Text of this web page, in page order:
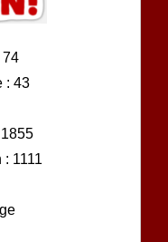
74
: 43
1111